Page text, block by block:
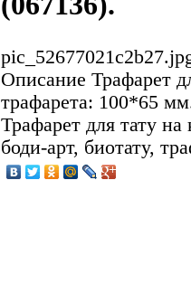
Описание Трафарет
трафарета: 100*65
Трафарет для тату
боди-арт, биотату,